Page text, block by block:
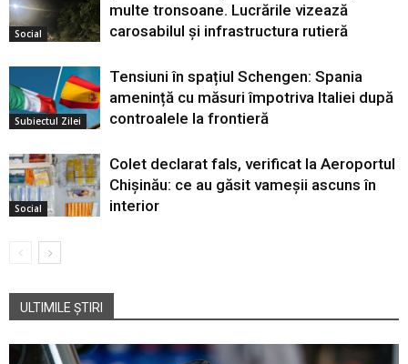
Social
multe tronsoane. Lucrările vizează
carosabilul și infrastructura rutieră
Subiectul Zilei
Tensiuni în spațiul Schengen: Spania
amenință cu măsuri împotriva Italiei după
controalele la frontieră
Social
Colet declarat fals, verificat la Aeroportul
Chișinău: ce au găsit vameșii ascuns în
interior
ULTIMILE ȘTIRI